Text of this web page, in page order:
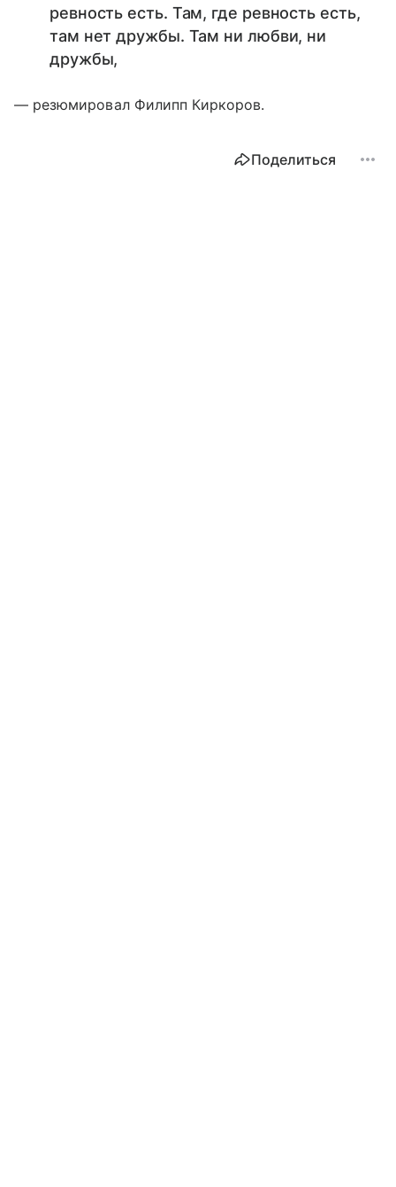
ревность есть. Там, где ревность есть,
там нет дружбы. Там ни любви, ни
дружбы,
— резюмировал Филипп Киркоров.
Поделиться